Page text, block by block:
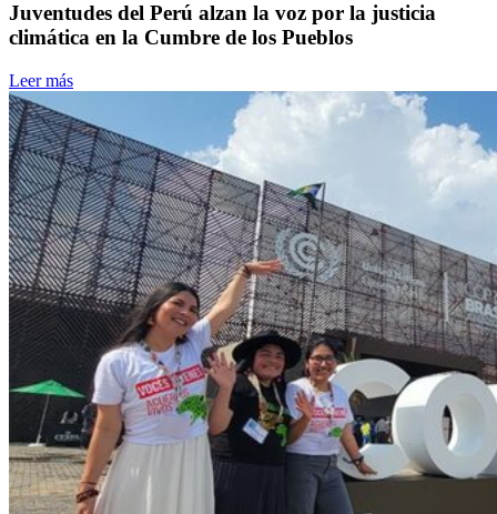
Juventudes del Perú alzan la voz por la justicia
climática en la Cumbre de los Pueblos
Leer más